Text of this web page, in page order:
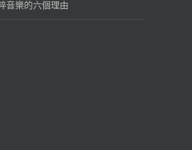
音樂的六個理由